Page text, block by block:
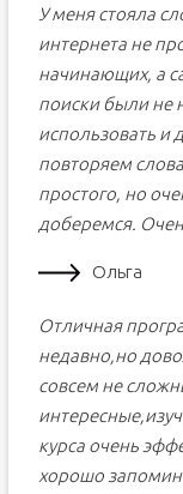
У меня стояла
интернета не
начинающих, а
поиски были не
использовать и
повторяем
простого, но
доберемся.
Ольга
Отличная
недавно,но
совсем не
курса очень
хорошо